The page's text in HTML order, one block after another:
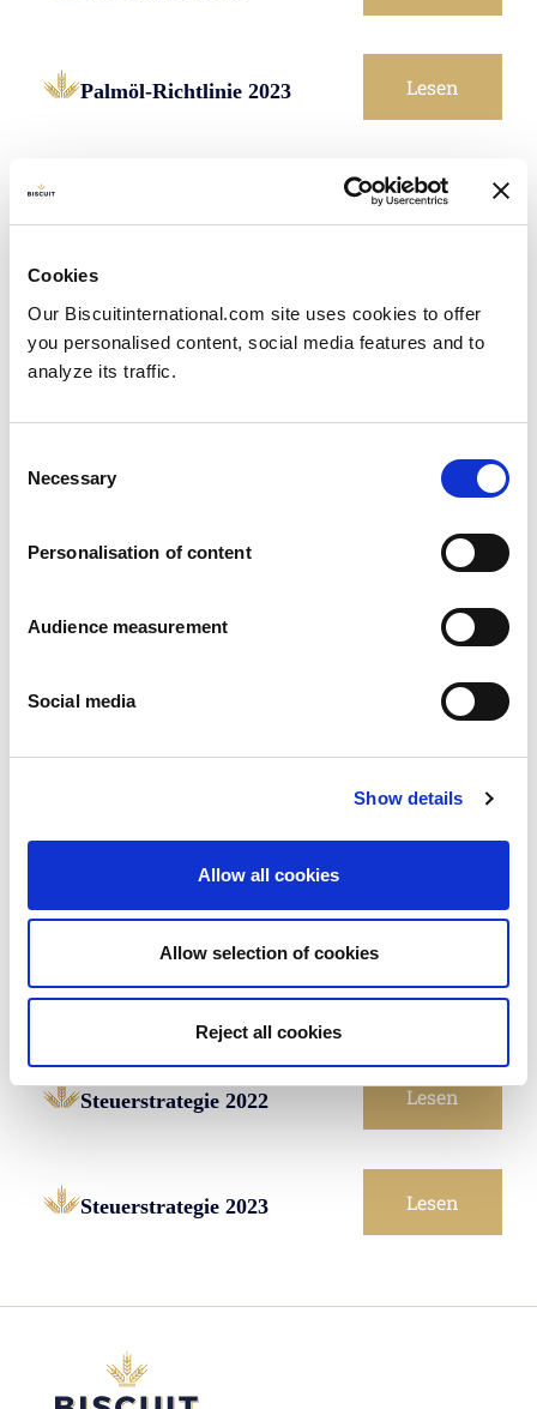
Cookies
Our Biscuitinternational.com site uses cookies to offer
you personalised content, social media features and to
analyze its traffic.
Selection
Necessary
Personalisation of content
Audience measurement
Social media
Show details
Allow all cookies
Allow selection of cookies
Reject all cookies
Palmöl-Richtlinie 2023 Lesen
Vereinigtes Königreich
Gender Pay Report 2026 Lesen
Sklaverei und Menschenhandel
Lesen
Portugal
Steuerstrategie 2021 Lesen
Steuerstrategie 2022 Lesen
Steuerstrategie 2023 Lesen